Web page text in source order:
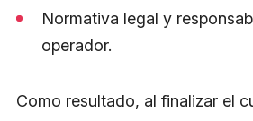
Normativa legal y
operador.
Como resultado, al finalizar el